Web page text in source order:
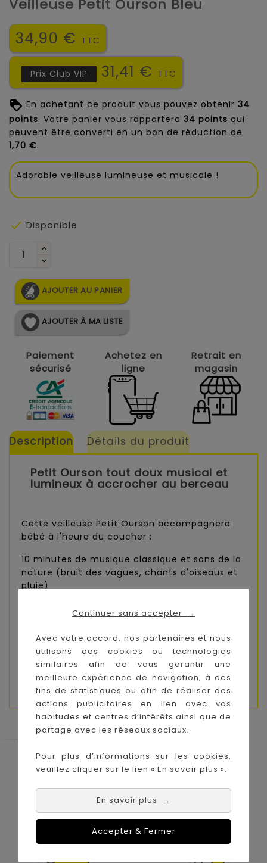
Continuer sans accepter →
Avec votre accord, nos partenaires et nous
utilisons des cookies ou technologies
similaires afin de vous garantir une
meilleure expérience de navigation, à des
fins de statistiques ou afin de réaliser des
actions publicitaires en lien avec vos
habitudes et centres d’intérêts ainsi que de
partage avec les réseaux sociaux.
Pour plus d’informations sur les cookies,
veuillez cliquer sur le lien « En savoir plus ».
En savoir plus →
Accepter & Fermer
Veilleuse Petit Ourson Bleu
34,90 € TTC
Prix Club VIP 31,41 € TTC
En achetant ce produit vous pouvez obtenir 34
points. Votre panier vous rapportera 34 points qui
peuvent être converti en un bon de réduction de
1,70 €.
Adorable veilleuse lumineuse et musicale !
 Disponible
AJOUTER AU PANIER
AJOUTER À MA LISTE
Paiement
sécurisé
Achetez en
ligne
Retrait en
magasin
Description Détails du produit
Petit Ourson tout doux musical et
lumineux à accrocher au berceau
Cette veilleuse Petit Ourson accompagnera
bébé à l'heure du coucher :
10 minutes de musique classique et sons de la
nature (bruit des vagues, chants d'oiseaux et
pluie)
Douce veilleuse avec 2 variantes de couleurs
pour créer une atmosphère magique
3 modes d'utilisation : musique, veilleuse ou
musique et veilleuses combinées
Réglage du volume : 3 niveaux sonores
Le Coin des Petits propose les plus
grandes marques de puériculture aux
Nos magasins à
La Réunion :
Achat en ligne :